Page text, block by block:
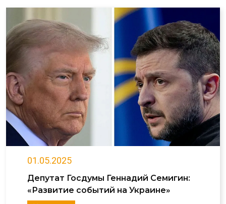
01.05.2025
Депутат Госдумы Геннадий Семигин:
«Развитие событий на Украине»